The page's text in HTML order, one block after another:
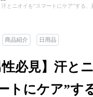
汗とニオイを“スマートにケア”する
商品紹介 日用品
性必見】汗と
トにケア”す